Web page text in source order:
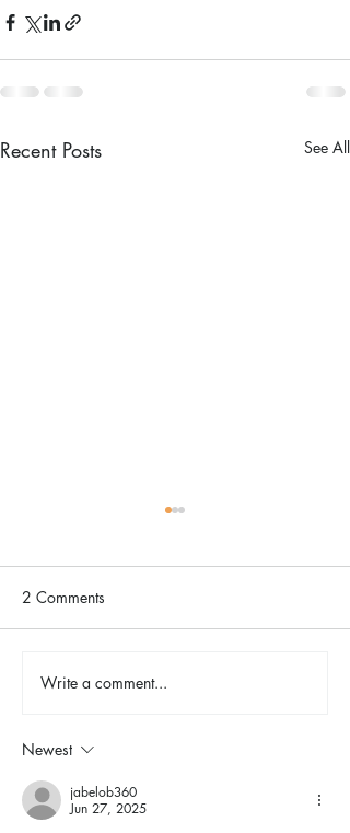
Recent Posts See All
2 Comments
Write a comment...
Newest
jabelob360
Jun 27, 2025